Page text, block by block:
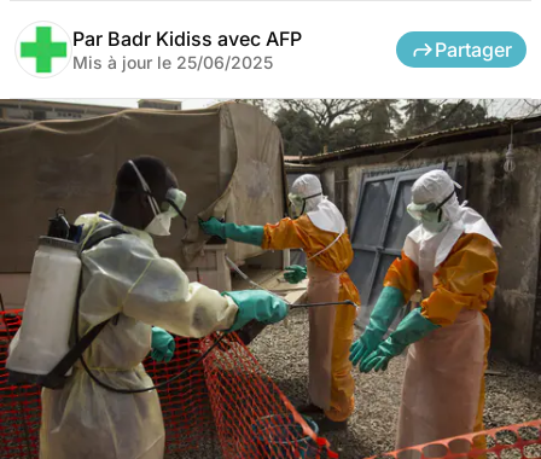
Par Badr Kidiss avec AFP
Mis à jour le 25/06/2025
Partager